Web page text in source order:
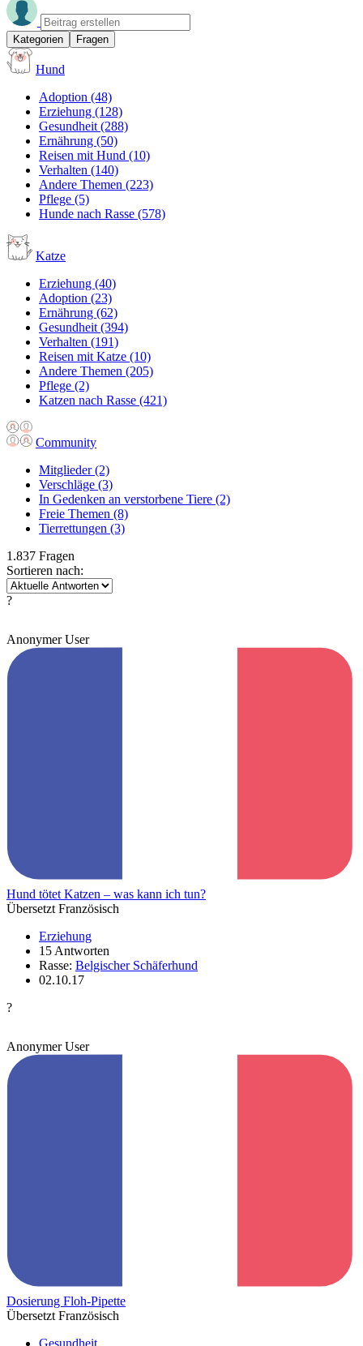
Kategorien Fragen
Hund
Adoption (48)
Erziehung (128)
Gesundheit (288)
Ernährung (50)
Reisen mit Hund (10)
Verhalten (140)
Andere Themen (223)
Pflege (5)
Hunde nach Rasse (578)
Katze
Erziehung (40)
Adoption (23)
Ernährung (62)
Gesundheit (394)
Verhalten (191)
Reisen mit Katze (10)
Andere Themen (205)
Pflege (2)
Katzen nach Rasse (421)
Community
Mitglieder(2)
Verschläge (3)
In Gedenken an verstorbene Tiere (2)
Freie Themen (8)
Tierrettungen (3)
1.837 Fragen
Sortieren nach:
?
Anonymer User
Hund tötet Katzen – was kann ich tun?
Übersetzt Französisch
Erziehung
15 Antworten
Rasse: Belgischer Schäferhund
02.10.17
?
Anonymer User
Dosierung Floh-Pipette
Übersetzt Französisch
Gesundheit